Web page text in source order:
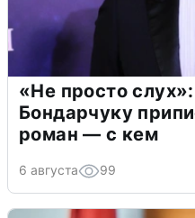
«Не просто
Бондарчуку
роман — с кем
6 августа 99